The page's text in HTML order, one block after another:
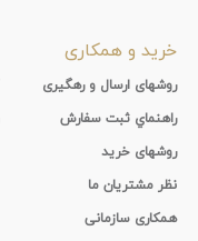
خرید و همکاری
روشهای ارسال و رهگیری
راهنماي ثبت سفارش
روشهای خرید
نظر مشتریان ما
همکاری سازمانی